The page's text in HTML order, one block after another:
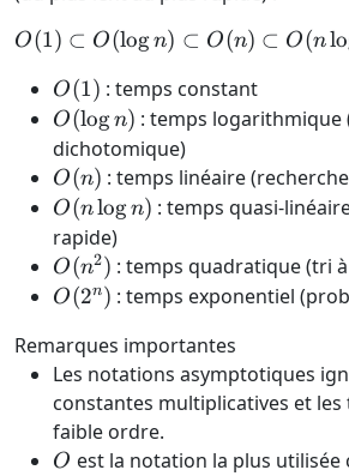
O(1)
O(1) ⊂ O(logn) ⊂ O(n) ⊂ O(nlo
O(1)
O(1) : temps constant
O(\log
n)
O(logn) : temps logarithmique
dichotomique)
O(n)
O(n) : temps linéaire
O(n\log
n)
O(nlogn) : temps quasi-
rapide)
O(n^2)
O(n2) : temps quadratique (tri
O(2^n)
O(2n) : temps exponentiel
Remarques importantes
Les notations asymptotiques
constantes multiplicatives et les
faible ordre.
O
O est la notation la plus utilisée